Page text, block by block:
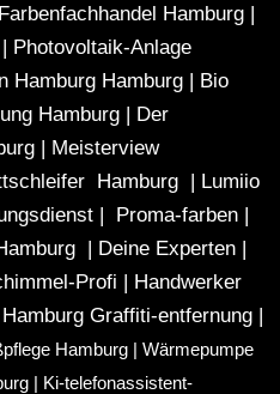
Farbenfachhandel Hamburg |
| Photovoltaik-Anlage
Hamburg Hamburg | Bio
Hamburg | Der
| Meisterview
Hamburg | Lumiio
| Proma-farben |
| Deine Experten |
Profi | Handwerker
Graffiti-entfernung |
Hamburg
Wärmepumpe
Ki-telefonassistent-